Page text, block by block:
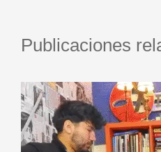
Publicaciones